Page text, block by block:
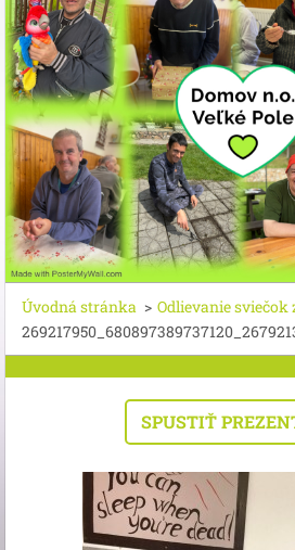
Úvodná stránka > Odlievanie sviečok
SPUSTIŤ